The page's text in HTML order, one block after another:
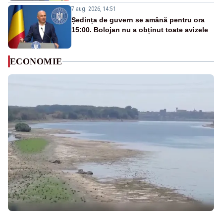
7 aug. 2026, 14:51
Ședința de guvern se amână pentru ora
15:00. Bolojan nu a obținut toate avizele
ECONOMIE